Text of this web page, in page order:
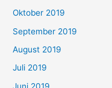
Oktober 2019
September 2019
August 2019
Juli 2019
Juni 2019